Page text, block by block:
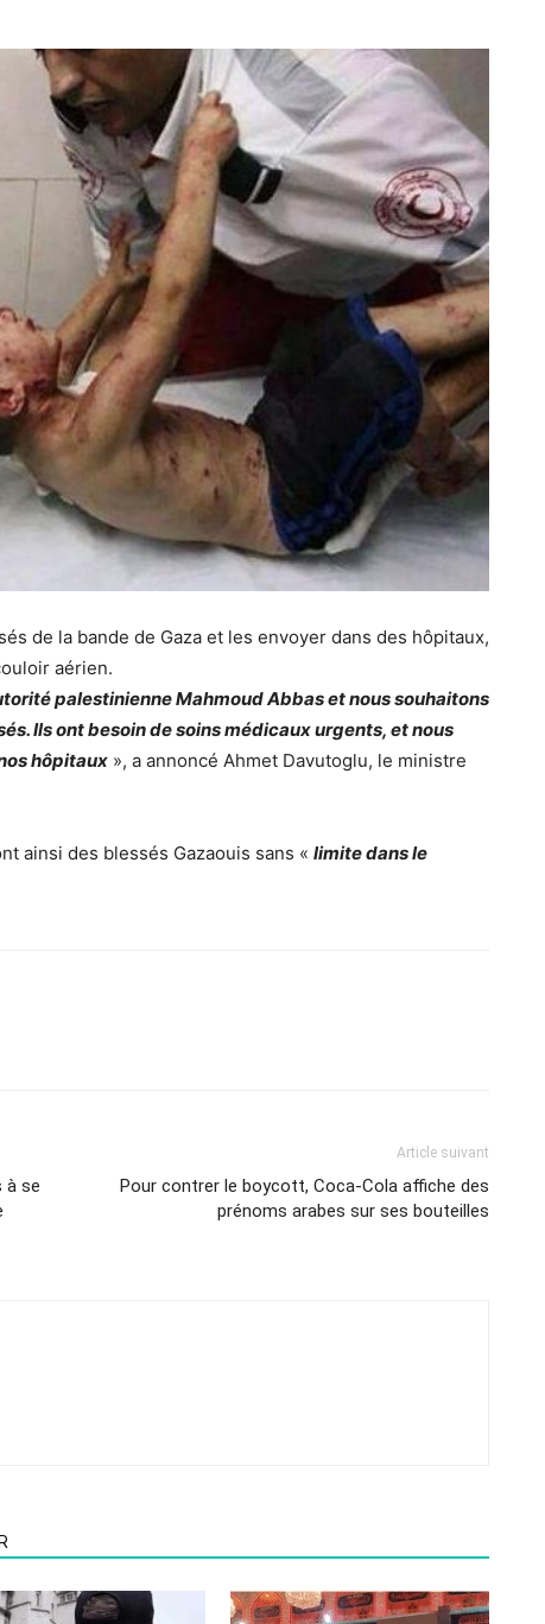
de la bande de Gaza et les envoyer dans des hôpitaux,
aérien.
palestinienne Mahmoud Abbas et nous souhaitons
Ils ont besoin de soins médicaux urgents, et nous
hôpitaux », a annoncé Ahmet Davutoglu, le ministre
ainsi des blessés Gazaouis sans « limite dans le
à se
Article suivant
Pour contrer le boycott, Coca-Cola affiche des
prénoms arabes sur ses bouteilles